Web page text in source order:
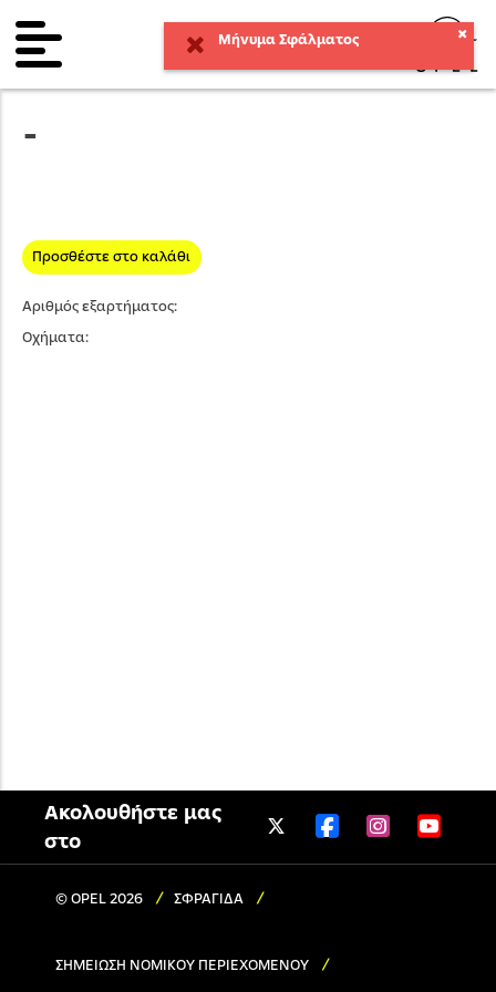
Μήνυμα Σφάλματος
-
Προσθέστε στο καλάθι
Αριθμός εξαρτήματος:
Οχήματα:
Ακολουθήστε μας
στο
© OPEL 2026 ΣΦΡΑΓΙΔΑ
ΣΗΜΕΙΩΣΗ ΝΟΜΙΚΟΥ ΠΕΡΙΕΧΟΜΕΝΟΥ